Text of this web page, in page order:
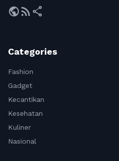
publicrss_feed share
Categories
Fashion
Gadget
Kecantikan
Kesehatan
Kuliner
Nasional